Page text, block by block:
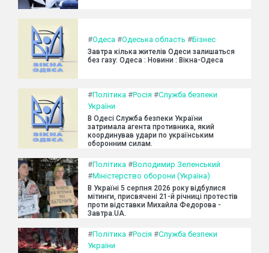
#Одеса #Одеська область #Бізнес
Завтра кілька жителів Одеси залишаться
без газу: Одеса : Новини : Вікна-Одеса
#Політика #Росія #Служба безпеки
України
В Одесі Служба безпеки України
затримала агента противника, який
координував удари по українським
оборонним силам.
#Політика #Володимир Зеленський
#Міністерство оборони (Україна)
В Україні 5 серпня 2026 року відбулися
мітинги, присвячені 21-й річниці протестів
проти відставки Михайла Федорова -
Завтра.UA.
#Політика #Росія #Служба безпеки
України